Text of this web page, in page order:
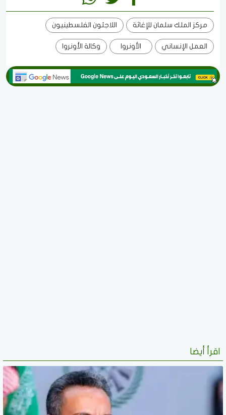
مركز الملك سلمان للإغاثة اللاجئون الفلسطينيون
العمل الإنساني الأونروا وكالة الأونروا
اقرأ أيضا